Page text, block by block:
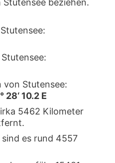
beziehen.
von Stutensee:
28‘ 10.2 E
5462 Kilometer
es rund 4557